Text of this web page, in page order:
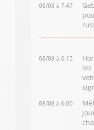
08/08 à 7:47
08/08 à 6:15
les
08/08 à 6:00